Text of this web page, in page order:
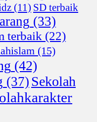
(11) SD terbaik
(33)
terbaik (22)
(15)
(42)
(37) Sekolah